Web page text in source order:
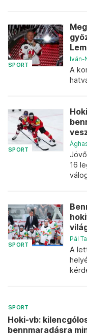
SPORT
Iván-
A
SPORT
16
SPORT
Pál
A
SPORT
Hoki-vb:
bennmaradásra